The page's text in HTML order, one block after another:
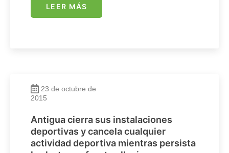
LEER MÁS
23 de octubre de
2015
Antigua cierra sus instalaciones
deportivas y cancela cualquier
actividad deportiva mientras persista